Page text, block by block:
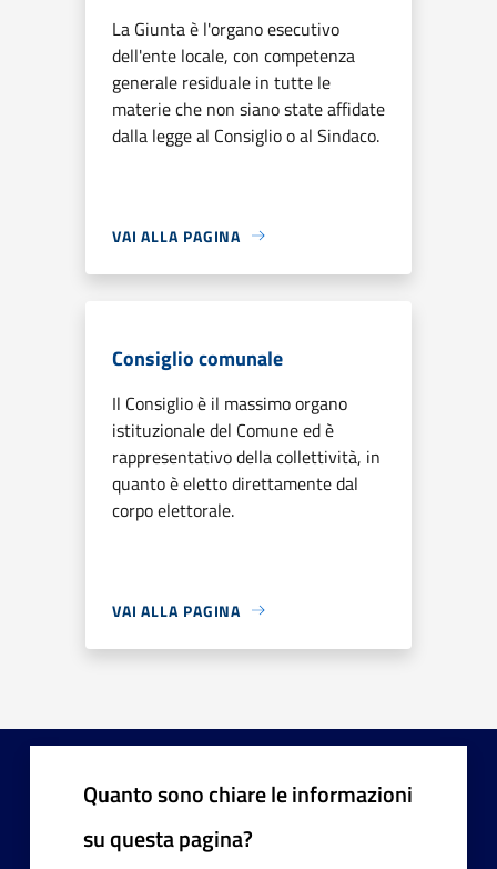
La Giunta è l'organo esecutivo
dell'ente locale, con competenza
generale residuale in tutte le
materie che non siano state affidate
dalla legge al Consiglio o al Sindaco.
VAI ALLA PAGINA
Consiglio comunale
Il Consiglio è il massimo organo
istituzionale del Comune ed è
rappresentativo della collettività, in
quanto è eletto direttamente dal
corpo elettorale.
VAI ALLA PAGINA
Quanto sono chiare le informazioni
su questa pagina?